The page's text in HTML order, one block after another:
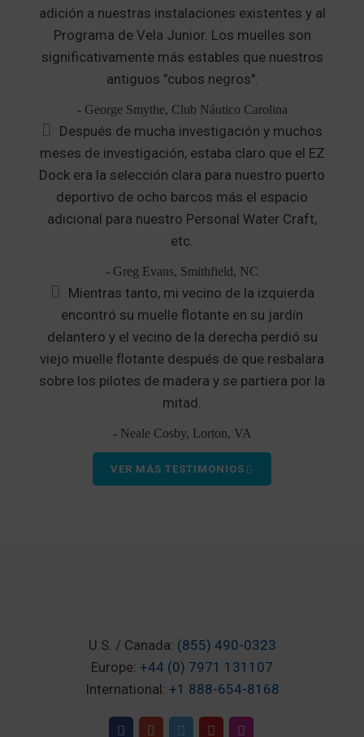
adición a nuestras instalaciones existentes y al
Programa de Vela Junior. Los muelles son
significativamente más estables que nuestros
antiguos "cubos negros".
- George Smythe, Club Náutico Carolina
Después de mucha investigación y muchos
meses de investigación, estaba claro que el EZ
Dock era la selección clara para nuestro puerto
deportivo de ocho barcos más el espacio
adicional para nuestro Personal Water Craft,
etc.
- Greg Evans, Smithfield, NC
Mientras tanto, mi vecino de la izquierda
encontró su muelle flotante en su jardín
delantero y el vecino de la derecha perdió su
viejo muelle flotante después de que resbalara
sobre los pilotes de madera y se partiera por la
mitad.
- Neale Cosby, Lorton, VA
VER MÁS TESTIMONIOS
U.S. / Canada: (855) 490-0323
Europe: +44 (0) 7971 131107
International: +1 888-654-8168